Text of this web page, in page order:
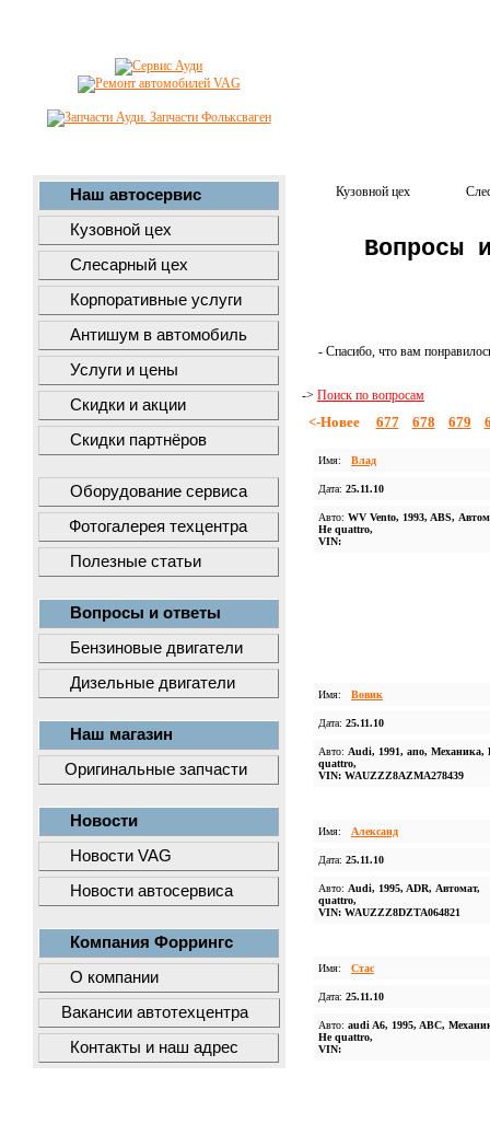
Наш автосервис
Кузовной цех
Слесарный цех
Корпоративные услуги
Антишум в автомобиль
Услуги и цены
Скидки и акции
Скидки партнёров
Оборудование сервиса
Фотогалерея техцентра
Полезные статьи
Вопросы и ответы
Бензиновые двигатели
Дизельные двигатели
Наш магазин
Оригинальные запчасти
Новости
Новости VAG
Новости автосервиса
Компания Форрингс
О компании
Вакансии автотехцентра
Контакты и наш адрес
Кузовной цех
Вопросы
- Спасибо, что вам
-> Поиск по вопросам
<-Новее 677 678 679
Имя: Влад
Дата: 25.11.10
Авто: WV Vento, 1993, ABS,
Не quattro,
VIN:
Имя: Вовик
Дата: 25.11.10
Авто: Audi, 1991, апо, Механика,
quattro,
VIN: WAUZZZ8AZMA278439
Имя: Александ
Дата: 25.11.10
Авто: Audi, 1995, ADR, Автомат,
quattro,
VIN: WAUZZZ8DZTA064821
Имя: Стас
Дата: 25.11.10
Авто: audi A6, 1995, ABC,
Не quattro,
VIN: